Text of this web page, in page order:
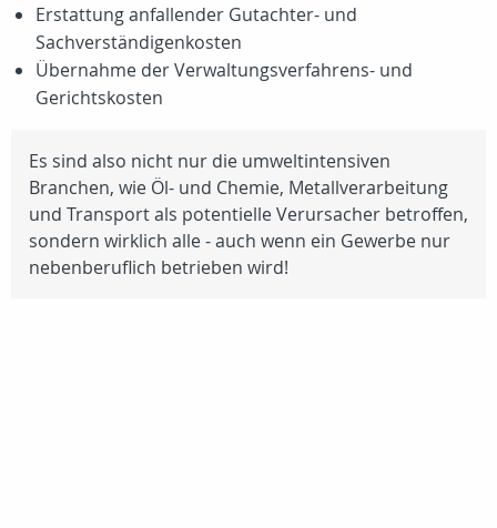
Erstattung anfallender Gutachter- und
Sachverständigenkosten
Übernahme der Verwaltungsverfahrens- und
Gerichtskosten
Es sind also nicht nur die umweltintensiven
Branchen, wie Öl- und Chemie, Metallverarbeitung
und Transport als potentielle Verursacher betroffen,
sondern wirklich alle - auch wenn ein Gewerbe nur
nebenberuflich betrieben wird!